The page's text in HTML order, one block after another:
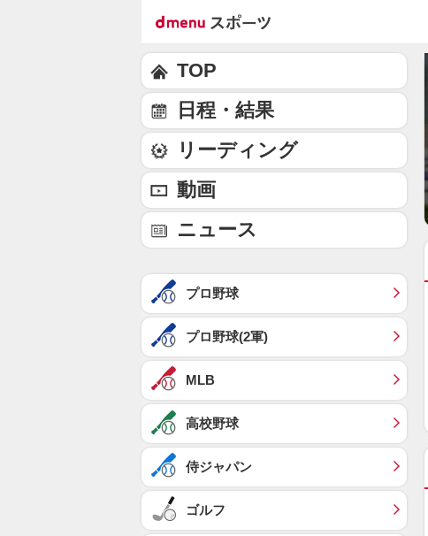
TOP
日程・結果
リーディング
動画
ニュース
プロ野球
プロ野球(2軍)
MLB
高校野球
侍ジャパン
ゴルフ